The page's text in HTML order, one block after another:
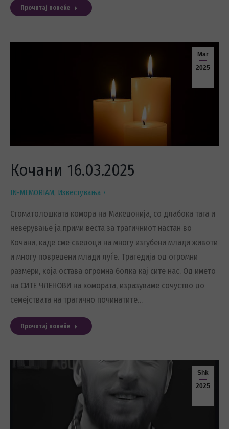
Прочитај повеќе
Mar
2025
Кочани 16.03.2025
IN-MEMORIAM, Известувања
Стоматолошката комора на Македонија, со длабока тага и
неверување ја прими веста за трагичниот настан во
Кочани, каде сме сведоци на многу изгубени млади животи
и многу повредени млади луѓе. Трагедија од огромни
размери, која остава огромна болка кај сите нас. Од името
на СИТЕ ЧЛЕНОВИ на комората, изразуваме сочуство до
семејствата на трагично починатите…
Прочитај повеќе
Shk
2025